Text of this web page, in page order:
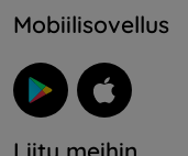
Mobiilisovellus
Liity meihin